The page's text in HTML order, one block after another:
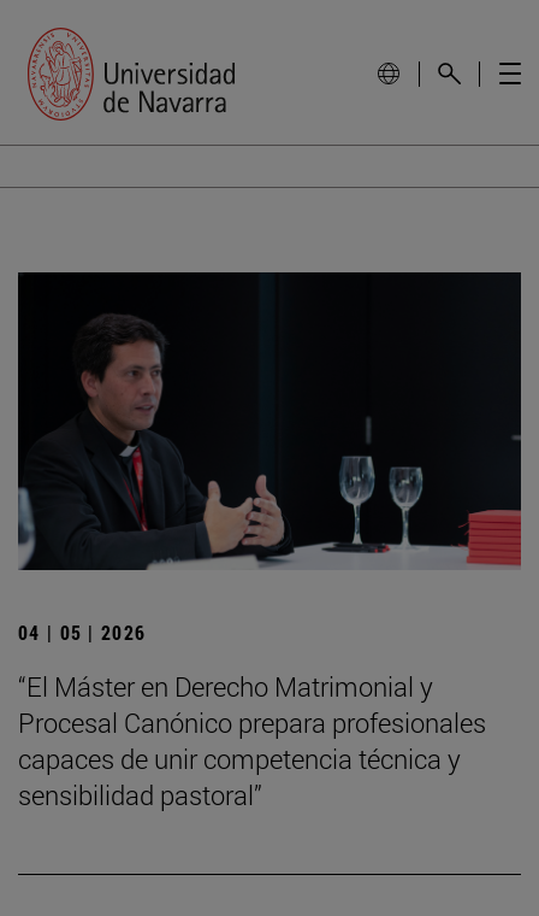
04 | 05 | 2026
“El Máster en Derecho Matrimonial y
Procesal Canónico prepara profesionales
capaces de unir competencia técnica y
sensibilidad pastoral”